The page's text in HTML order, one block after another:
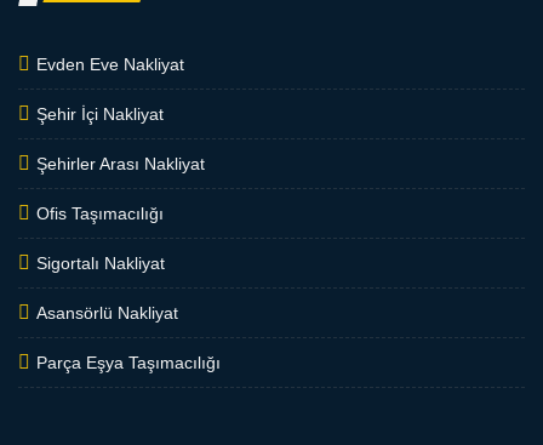
Evden Eve Nakliyat
Şehir İçi Nakliyat
Şehirler Arası Nakliyat
Ofis Taşımacılığı
Sigortalı Nakliyat
Asansörlü Nakliyat
Parça Eşya Taşımacılığı